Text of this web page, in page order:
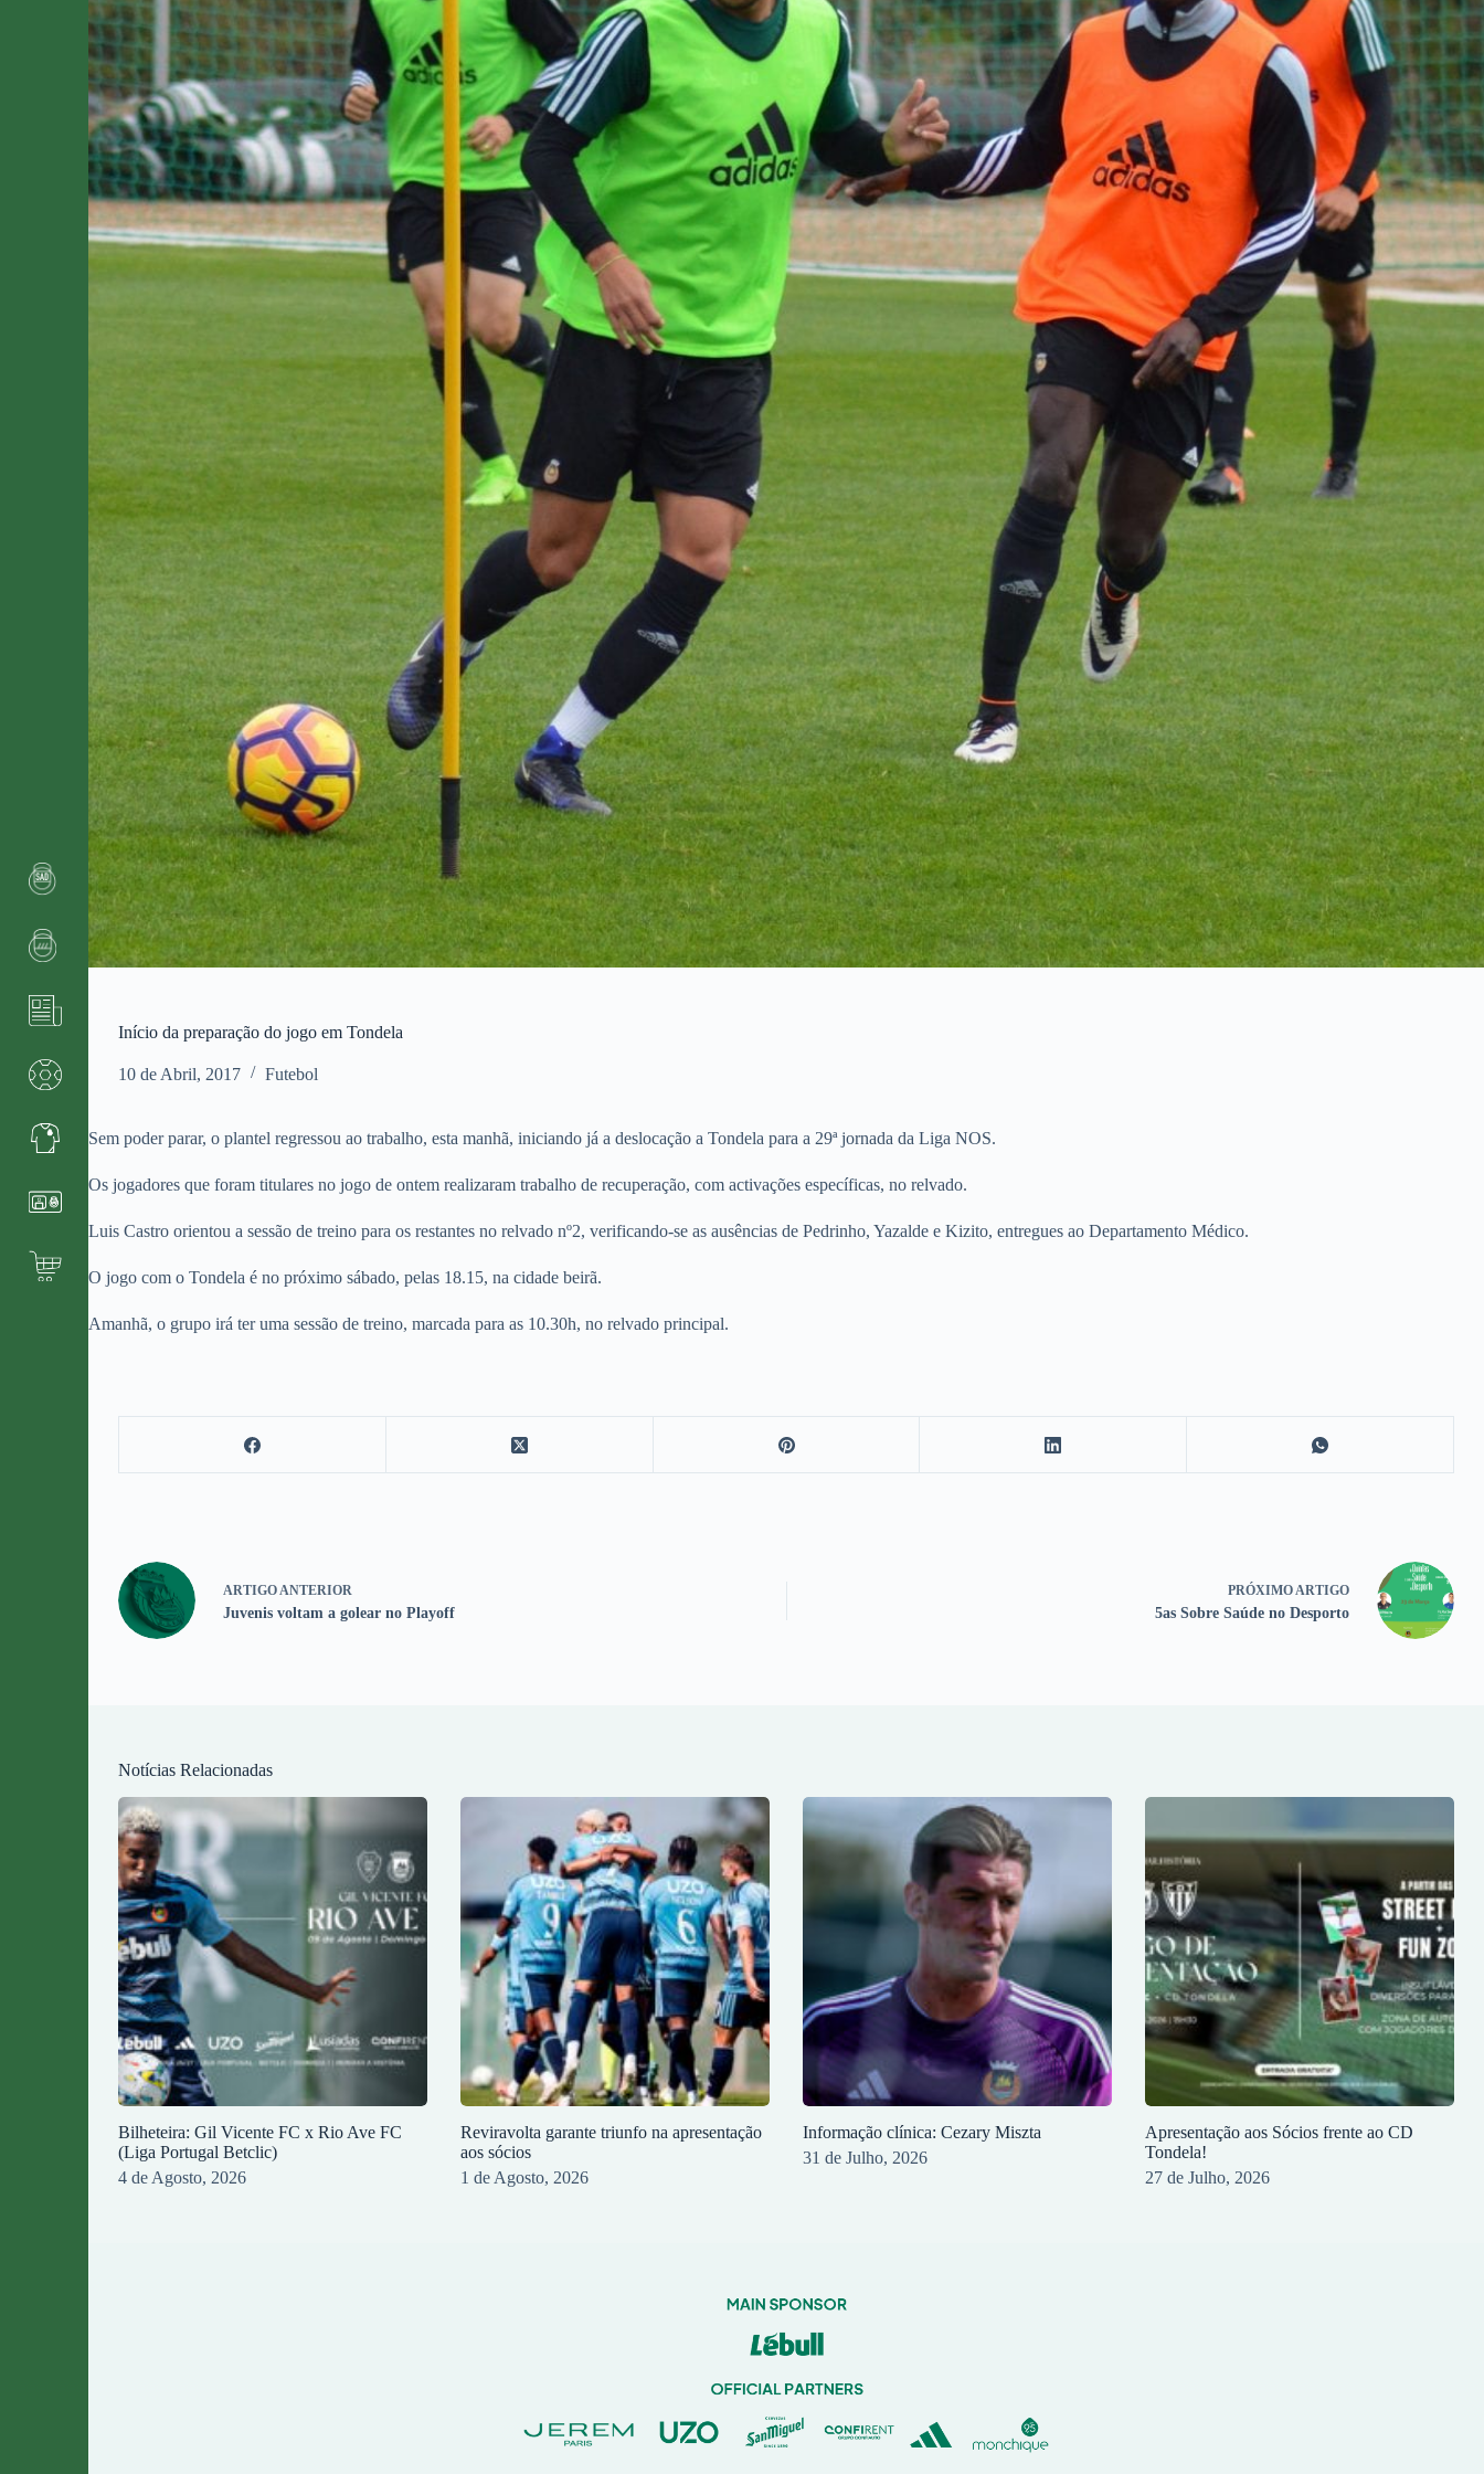
Início da preparação do jogo em Tondela
10 de Abril, 2017 Futebol
Sem poder parar, o plantel regressou ao trabalho, esta manhã, iniciando já a deslocação a Tondela para a 29ª jornada da Liga NOS.
Os jogadores que foram titulares no jogo de ontem realizaram trabalho de recuperação, com activações específicas, no relvado.
Luis Castro orientou a sessão de treino para os restantes no relvado nº2, verificando-se as ausências de Pedrinho, Yazalde e Kizito, entregues ao Departamento Médico.
O jogo com o Tondela é no próximo sábado, pelas 18.15, na cidade beirã.
Amanhã, o grupo irá ter uma sessão de treino, marcada para as 10.30h, no relvado principal.
ARTIGO ANTERIOR
Juvenis voltam a golear no Playoff
PRÓXIMO ARTIGO
5as Sobre Saúde no Desporto
Notícias Relacionadas
Bilheteira: Gil Vicente FC x Rio Ave FC
(Liga Portugal Betclic)
4 de Agosto, 2026
Reviravolta garante triunfo na apresentação
aos sócios
1 de Agosto, 2026
Informação clínica: Cezary Miszta
31 de Julho, 2026
Apresentação aos Sócios frente ao CD
Tondela!
27 de Julho, 2026